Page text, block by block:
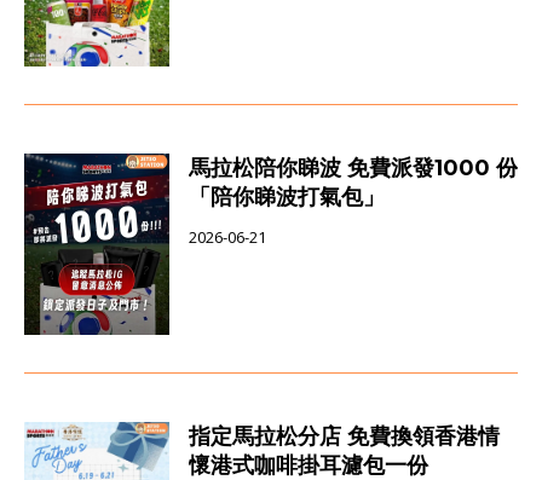
馬拉松陪你睇波 免費派發1000 份
「陪你睇波打氣包」
2026-06-21
指定馬拉松分店 免費換領香港情
懷港式咖啡掛耳濾包一份